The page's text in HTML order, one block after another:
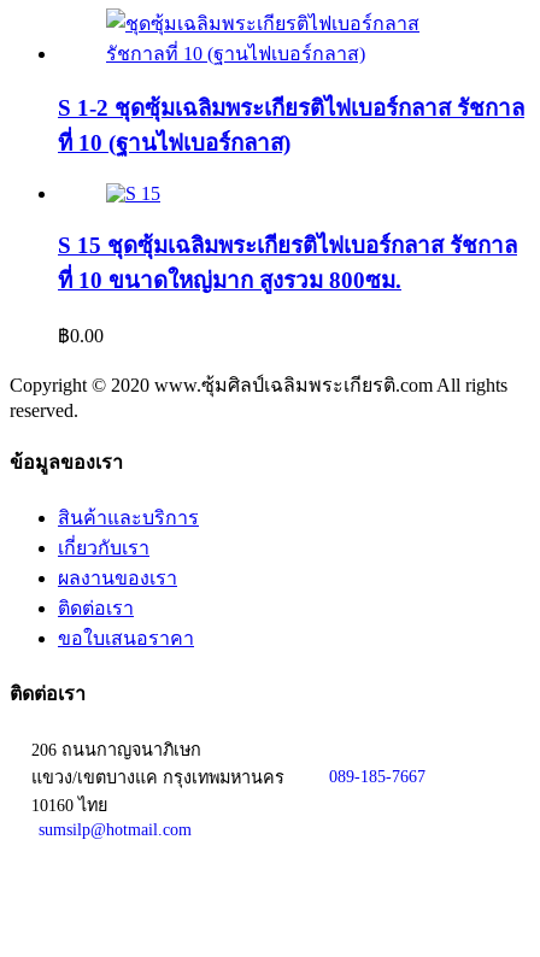
S 1-2 ชุดซุ้มเฉลิมพระเกียรติไฟเบอร์กลาส รัชกาล
ที่ 10 (ฐานไฟเบอร์กลาส)
S 15 ชุดซุ้มเฉลิมพระเกียรติไฟเบอร์กลาส รัชกาล
ที่ 10 ขนาดใหญ่มาก สูงรวม 800ซม.
฿0.00
Copyright © 2020 www.ซุ้มศิลป์เฉลิมพระเกียรติ.com All rights
reserved.
ข้อมูลของเรา
สินค้าและบริการ
เกี่ยวกับเรา
ผลงานของเรา
ติดต่อเรา
ขอใบเสนอราคา
ติดต่อเรา
206 ถนนกาญจนาภิเษก
แขวง/เขตบางแค กรุงเทพมหานคร
10160 ไทย
089-185-7667
sumsilp@hotmail.com